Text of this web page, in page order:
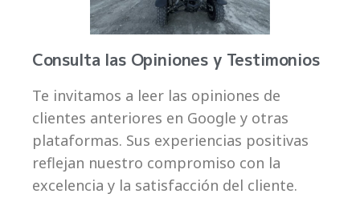
Consulta las Opiniones y Testimonios
Te invitamos a leer las opiniones de
clientes anteriores en Google y otras
plataformas. Sus experiencias positivas
reflejan nuestro compromiso con la
excelencia y la satisfacción del cliente.